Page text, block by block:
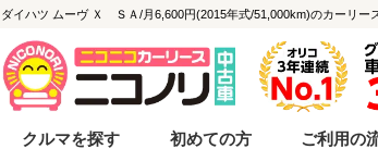
ダイハツ ムーヴ Ｘ ＳＡ/月6,600円(2015年式/51,000km)のカーリー
クルマを探す 初めての方 ご利用の